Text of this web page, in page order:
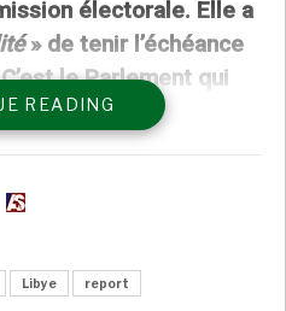
électorale. Elle a
» de tenir l’échéance
le Parlement qui
les mesures
les entraves au
READING
Libye report